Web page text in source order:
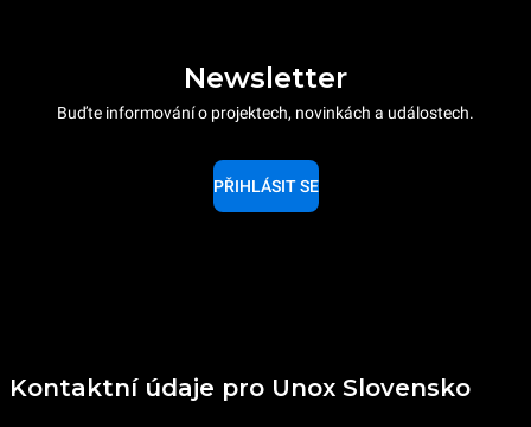
Newsletter
Buďte informování o projektech, novinkách a událostech.
PŘIHLÁSIT SE
Kontaktní údaje pro Unox Slovensko